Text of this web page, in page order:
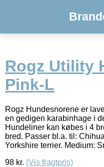
Rogz Utility
Pink-L
Rogz Hundesnorene er
en gedigen karabinhage i
Hundeliner kan købes i 4
bred. Passer bl.a. til:
Yorkshire terrier. Medium:
98 kr. (Vis fragtpris)